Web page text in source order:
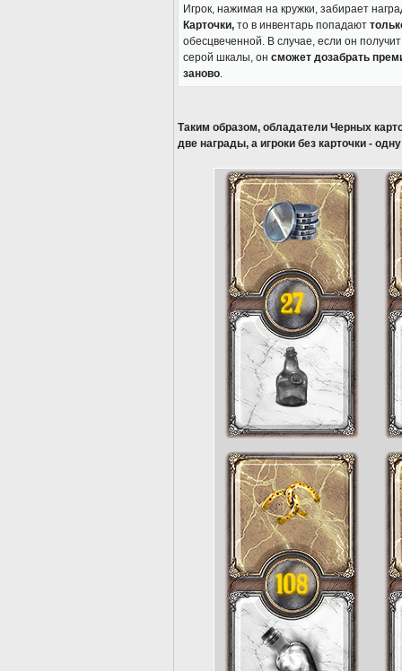
Игрок, нажимая на кружки, забирает
Карточки, то в инвентарь попадают
обесцвеченной. В случае, если он
серой шкалы, он сможет дозабрать
заново.
Таким образом, обладатели Черных
две награды, а игроки без карточки -